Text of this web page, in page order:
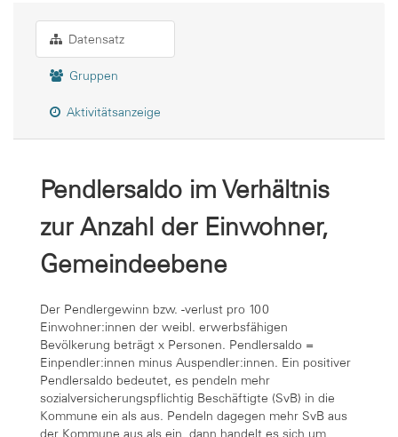
Datensatz
Gruppen
Aktivitätsanzeige
Pendlersaldo im Verhältnis
zur Anzahl der Einwohner,
Gemeindeebene
Der Pendlergewinn bzw. -verlust pro 100
Einwohner:innen der weibl. erwerbsfähigen
Bevölkerung beträgt x Personen. Pendlersaldo =
Einpendler:innen minus Auspendler:innen. Ein positiver
Pendlersaldo bedeutet, es pendeln mehr
sozialversicherungspflichtig Beschäftigte (SvB) in die
Kommune ein als aus. Pendeln dagegen mehr SvB aus
der Kommune aus als ein, dann handelt es sich um